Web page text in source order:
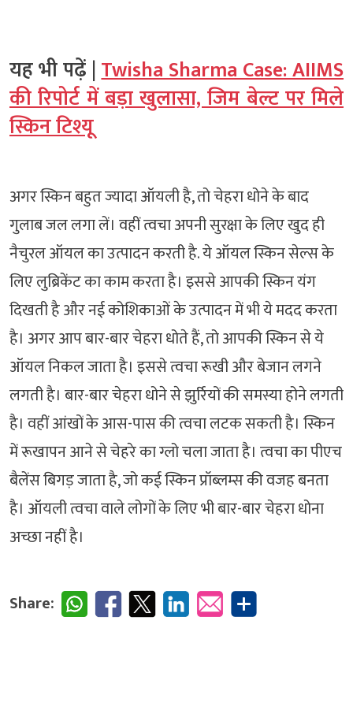
यह भी पढ़ें |Twisha Sharma Case: AIIMS
की रिपोर्ट में बड़ा खुलासा, जिम बेल्ट पर मिले
स्किन टिश्यू
अगर स्किन बहुत ज्यादा ऑयली है, तो चेहरा धोने के बाद
गुलाब जल लगा लें। वहीं त्वचा अपनी सुरक्षा के लिए खुद ही
नैचुरल ऑयल का उत्पादन करती है. ये ऑयल स्किन सेल्स के
लिए लुब्रिकेंट का काम करता है। इससे आपकी स्किन यंग
दिखती है और नई कोशिकाओं के उत्पादन में भी ये मदद करता
है। अगर आप बार-बार चेहरा धोते हैं, तो आपकी स्किन से ये
ऑयल निकल जाता है। इससे त्वचा रूखी और बेजान लगने
लगती है। बार-बार चेहरा धोने से झुर्रियों की समस्या होने लगती
है। वहीं आंखों के आस-पास की त्वचा लटक सकती है। स्किन
में रूखापन आने से चेहरे का ग्लो चला जाता है। त्वचा का पीएच
बैलेंस बिगड़ जाता है, जो कई स्किन प्रॉब्लम्स की वजह बनता
है। ऑयली त्वचा वाले लोगों के लिए भी बार-बार चेहरा धोना
अच्छा नहीं है।
Share: